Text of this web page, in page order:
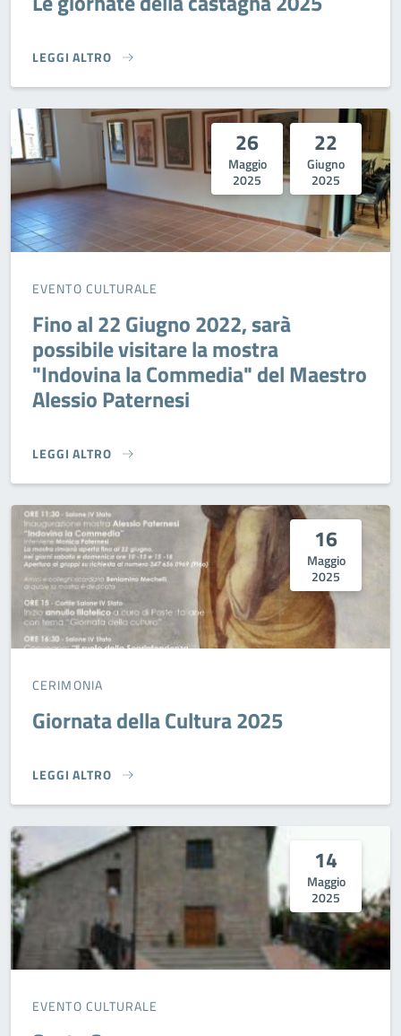
LEGGI ALTRO
LE GIORNATE DELLA CASTAGNA 2025}
26
Maggio
2025
22
Giugno
2025
EVENTO CULTURALE
Fino al 22 Giugno 2022, sarà
possibile visitare la mostra
"Indovina la Commedia" del Maestro
Alessio Paternesi
LEGGI ALTRO
FINO AL 22 GIUGNO 2022, SARÀ POSSIBILE VISITARE LA
16
Maggio
2025
CERIMONIA
Giornata della Cultura 2025
LEGGI ALTRO
GIORNATA DELLA CULTURA 2025}
14
Maggio
2025
EVENTO CULTURALE